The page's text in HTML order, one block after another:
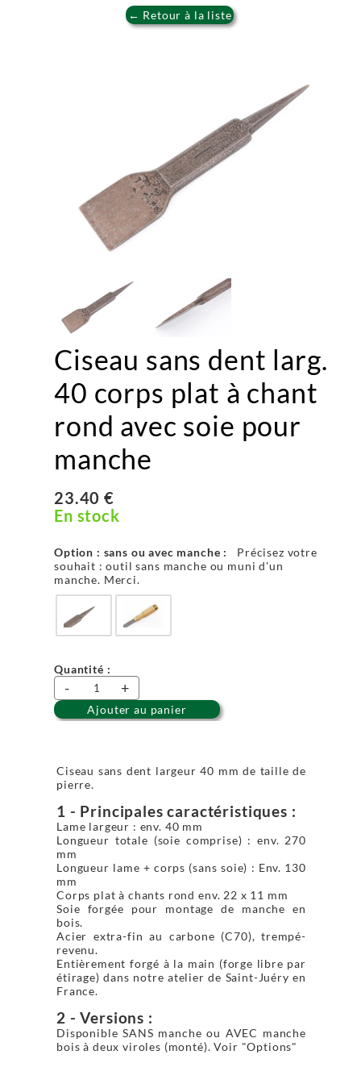
← Retour à la liste
Ciseau sans dent larg.
40 corps plat à chant
rond avec soie pour
manche
23.40 €
En stock
Option : sans ou avec manche :
Précisez votre
souhait : outil sans manche ou muni d'un
manche. Merci.
Quantité :
- +
Ajouter au panier
Ciseau sans dent largeur 40 mm de taille de
pierre.
1 - Principales caractéristiques :
Lame largeur : env. 40 mm
Longueur totale (soie comprise) : env. 270
mm
Longueur lame + corps (sans soie) : Env. 130
mm
Corps plat à chants rond env. 22 x 11 mm
Soie forgée pour montage de manche en
bois.
Acier extra-fin au carbone (C70), trempé-
revenu.
Entièrement forgé à la main (forge libre par
étirage) dans notre atelier de Saint-Juéry en
France.
2 - Versions :
Disponible SANS manche ou AVEC manche
bois à deux viroles (monté). Voir "Options"